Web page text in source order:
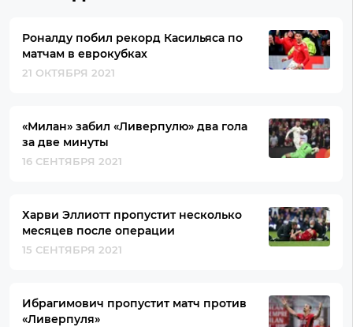
Роналду побил рекорд Касильяса по
матчам в еврокубках
21 ОКТЯБРЯ 2021
«Милан» забил «Ливерпулю» два гола
за две минуты
16 СЕНТЯБРЯ 2021
Харви Эллиотт пропустит несколько
месяцев после операции
15 СЕНТЯБРЯ 2021
Ибрагимович пропустит матч против
«Ливерпуля»